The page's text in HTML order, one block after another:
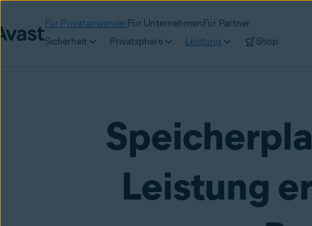
Für PrivatanwenderFür UnternehmenFür Partner
Sicherheit
Privatsphäre Leistung Shop
Leistung